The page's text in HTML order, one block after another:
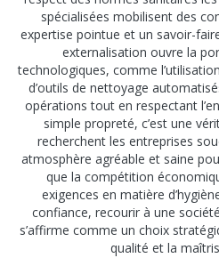
spécialisées mobilisent des
expertise pointue et un savoir-
externalisation ouvre la
technologiques, comme
d’outils de nettoyage
opérations tout en respectant
simple propreté, c’est une
recherchent les entreprises
atmosphère agréable et saine
que la compétition
exigences en matière
confiance, recourir à une
s’affirme comme un choix
qualité et la